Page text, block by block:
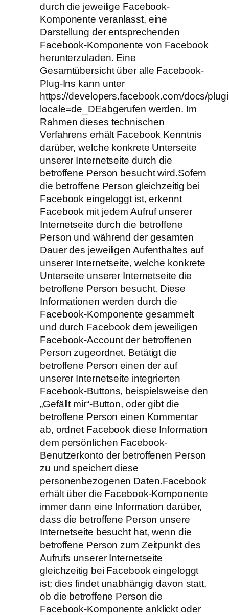
durch die jeweilige Facebook-
Komponente veranlasst, eine
Darstellung der entsprechenden
Facebook-Komponente von Facebook
herunterzuladen. Eine
Gesamtübersicht über alle Facebook-
Plug-Ins kann unter
https://developers.facebook.com/docs/
locale=de_DEabgerufen werden. Im
Rahmen dieses technischen
Verfahrens erhält Facebook Kenntnis
darüber, welche konkrete Unterseite
unserer Internetseite durch die
betroffene Person besucht wird.Sofern
die betroffene Person gleichzeitig bei
Facebook eingeloggt ist, erkennt
Facebook mit jedem Aufruf unserer
Internetseite durch die betroffene
Person und während der gesamten
Dauer des jeweiligen Aufenthaltes auf
unserer Internetseite, welche konkrete
Unterseite unserer Internetseite die
betroffene Person besucht. Diese
Informationen werden durch die
Facebook-Komponente gesammelt
und durch Facebook dem jeweiligen
Facebook-Account der betroffenen
Person zugeordnet. Betätigt die
betroffene Person einen der auf
unserer Internetseite integrierten
Facebook-Buttons, beispielsweise den
„Gefällt mir“-Button, oder gibt die
betroffene Person einen Kommentar
ab, ordnet Facebook diese Information
dem persönlichen Facebook-
Benutzerkonto der betroffenen Person
zu und speichert diese
personenbezogenen Daten.Facebook
erhält über die Facebook-Komponente
immer dann eine Information darüber,
dass die betroffene Person unsere
Internetseite besucht hat, wenn die
betroffene Person zum Zeitpunkt des
Aufrufs unserer Internetseite
gleichzeitig bei Facebook eingeloggt
ist; dies findet unabhängig davon statt,
ob die betroffene Person die
Facebook-Komponente anklickt oder